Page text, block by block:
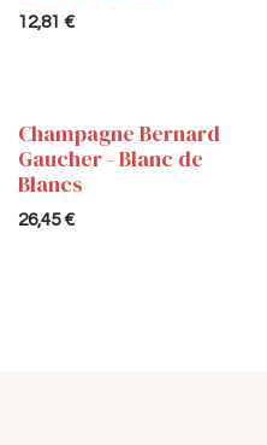
12,81 €
Champagne Bernard
Gaucher - Blanc de
Blancs
26,45€